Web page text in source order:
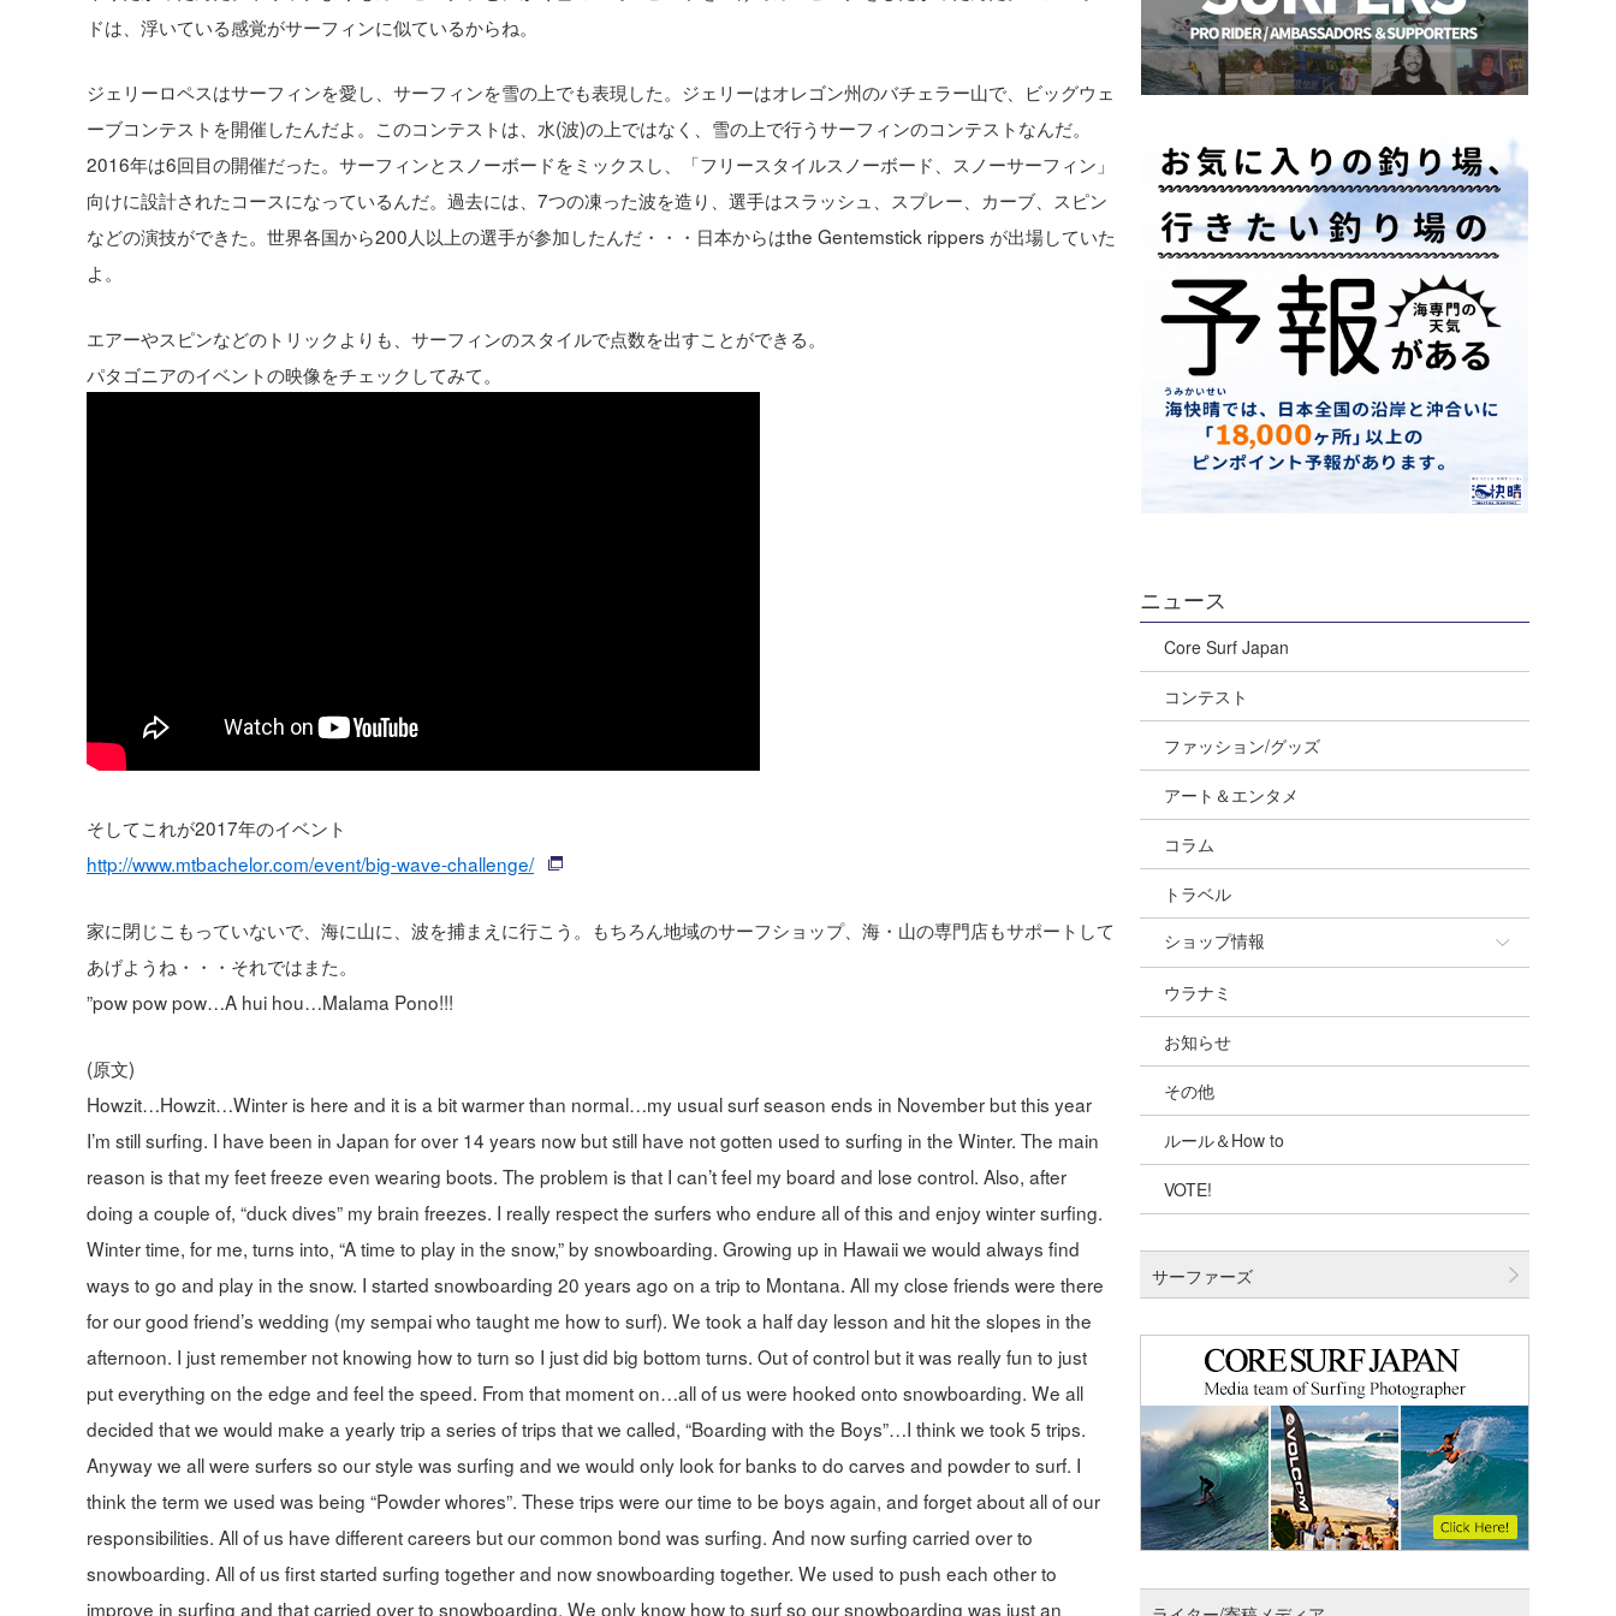
ドは、浮いている感覚がサーフィンに似ているからね。
ジェリーロペスはサーフィンを愛し、サーフィンを雪の上でも表現した。ジェリーはオレゴン州のバチェラー山で、ビッグウェ
ーブコンテストを開催したんだよ。このコンテストは、水(波)の上ではなく、雪の上で行うサーフィンのコンテストなんだ。
2016年は6回目の開催だった。サーフィンとスノーボードをミックスし、「フリースタイルスノーボード、スノーサーフィン」
向けに設計されたコースになっているんだ。過去には、7つの凍った波を造り、選手はスラッシュ、スプレー、カーブ、スピン
などの演技ができた。世界各国から200人以上の選手が参加したんだ・・・日本からはthe Gentemstick rippers が出場していた
よ。
エアーやスピンなどのトリックよりも、サーフィンのスタイルで点数を出すことができる。
パタゴニアのイベントの映像をチェックしてみて。
そしてこれが2017年のイベント
http://www.mtbachelor.com/event/big-wave-challenge/
家に閉じこもっていないで、海に山に、波を捕まえに行こう。もちろん地域のサーフショップ、海・山の専門店もサポートして
あげようね・・・それではまた。
”pow pow pow…A hui hou…Malama Pono!!!
(原文)
Howzit…Howzit…Winter is here and it is a bit warmer than normal…my usual surf season ends in November but this year
I’m still surfing. I have been in Japan for over 14 years now but still have not gotten used to surfing in the Winter. The main
reason is that my feet freeze even wearing boots. The problem is that I can’t feel my board and lose control. Also, after
doing a couple of, “duck dives” my brain freezes. I really respect the surfers who endure all of this and enjoy winter surfing.
Winter time, for me, turns into, “A time to play in the snow,” by snowboarding. Growing up in Hawaii we would always find
ways to go and play in the snow. I started snowboarding 20 years ago on a trip to Montana. All my close friends were there
for our good friend’s wedding (my sempai who taught me how to surf). We took a half day lesson and hit the slopes in the
afternoon. I just remember not knowing how to turn so I just did big bottom turns. Out of control but it was really fun to just
put everything on the edge and feel the speed. From that moment on…all of us were hooked onto snowboarding. We all
decided that we would make a yearly trip a series of trips that we called, “Boarding with the Boys”…I think we took 5 trips.
Anyway we all were surfers so our style was surfing and we would only look for banks to do carves and powder to surf. I
think the term we used was being “Powder whores”. These trips were our time to be boys again, and forget about all of our
responsibilities. All of us have different careers but our common bond was surfing. And now surfing carried over to
snowboarding. All of us first started surfing together and now snowboarding together. We used to push each other to
improve in surfing and that carried over to snowboarding. We only know how to surf so our snowboarding was just an
ニュース
Core Surf Japan
コンテスト
ファッション/グッズ
アート＆エンタメ
コラム
トラベル
ショップ情報
ショップ情報
湘南
千葉北
伊豆
千葉南
四国
沖縄
ウラナミ
お知らせ
その他
ルール＆How to
VOTE!
サーファーズ